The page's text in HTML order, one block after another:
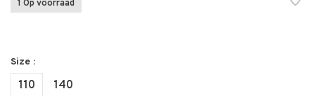
1 Op voorraad
Size :
110 140